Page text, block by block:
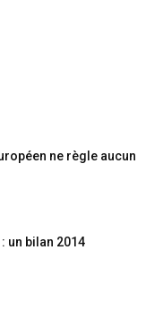
ne règle aucun
un bilan 2014